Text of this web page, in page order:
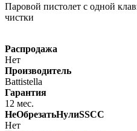
Паровой пистолет с одной
чистки
Распродажа
Нет
Производитель
Battistella
Гарантия
12 мес.
НеОбрезатьНулиSSCC
Нет